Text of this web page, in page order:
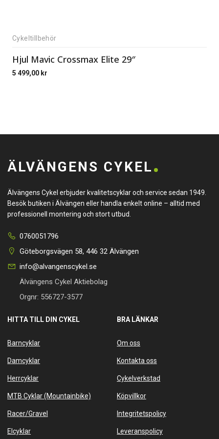
Cykeltillbehör
Hjul Mavic Crossmax Elite 29″
5 499,00 kr
ÄLVÄNGENS CYKEL
Älvängens Cykel erbjuder kvalitetscyklar och service sedan 1949.
Besök butiken i Älvängen eller handla enkelt online – alltid med
professionell montering och stort utbud.
0760051796
Göteborgsvägen 58, 446 32 Älvängen
info@alvangenscykel.se
Älvängens Cykel Aktiebolag
Orgnr: 556727-3577
HITTA TILL DIN CYKEL
Barncyklar
Damcyklar
Herrcyklar
MTB Cyklar (Mountainbike)
Racer/Gravel
Elcyklar
BRA LÄNKAR
Om oss
Kontakta oss
Cykelverkstad
Köpvillkor
Integritetspolicy
Leveranspolicy